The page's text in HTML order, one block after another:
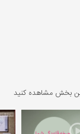
بخش مشاهده کنید